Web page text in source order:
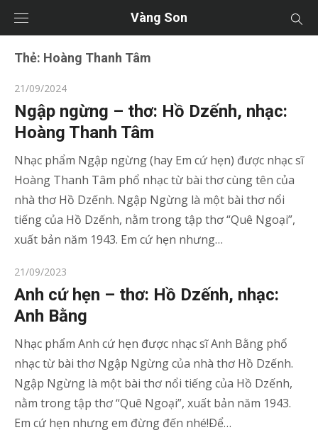
Vàng Son
Thẻ: Hoàng Thanh Tâm
Posted
on
21/09/2024
Ngập ngừng – thơ: Hồ Dzếnh, nhạc:
Hoàng Thanh Tâm
Nhạc phẩm Ngập ngừng (hay Em cứ hẹn) được nhạc sĩ
Hoàng Thanh Tâm phổ nhạc từ bài thơ cùng tên của
nhà thơ Hồ Dzếnh. Ngập Ngừng là một bài thơ nổi
tiếng của Hồ Dzếnh, nằm trong tập thơ “Quê Ngoại”,
xuất bản năm 1943. Em cứ hẹn nhưng…
Posted
on
21/09/2023
Anh cứ hẹn – thơ: Hồ Dzếnh, nhạc:
Anh Bằng
Nhạc phẩm Anh cứ hẹn được nhạc sĩ Anh Bằng phổ
nhạc từ bài thơ Ngập Ngừng của nhà thơ Hồ Dzếnh.
Ngập Ngừng là một bài thơ nổi tiếng của Hồ Dzếnh,
nằm trong tập thơ “Quê Ngoại”, xuất bản năm 1943.
Em cứ hẹn nhưng em đừng đến nhé!Ðể…